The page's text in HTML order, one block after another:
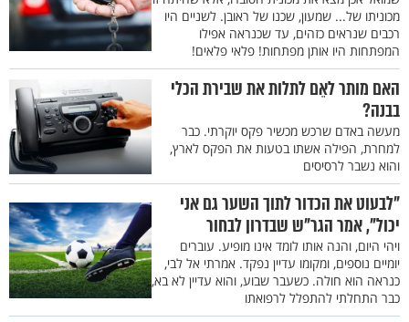
מכוניתו של... שמעון, שכנו של ראובן. לשניים היו
רכבים שנראים כזהים, עד שכנראה אפילו
המפתחות היו אותן מפתחות! פלאי פלאים!
האם מותר לאֵם לתלות את שבירת הכלי
בבנה?
מעשה באדם שרכש מכשיר פקס יוקרתי. כבר
למחרת, הפילה אשתו בטעות את הפקס לארץ,
והוא נשבר לרסיסים
"לבעוט את הכדור לתוך השער גם אני
יכול", אמר הגר"ש שבדרון לבחור
ויהי היום, והנה אותו לומד אינו מופיע. עוברים
יומיים נוספים, ומקומו עדיין נפקד. אמרתי אל לבי,
כנראה הוא חולה. כשעבר שבוע, והוא עדיין לא בא,
כבר התחלתי להתפלל לרפואתו